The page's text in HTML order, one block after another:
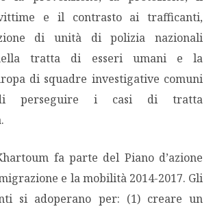
e il contrasto ai trafficanti,
di unità di polizia nazionali
nella tratta di esseri umani e la
di squadre investigative comuni
perseguire i casi di tratta
fa parte del Piano d’azione
e la mobilità 2014-2017. Gli
si adoperano per: (1) creare un